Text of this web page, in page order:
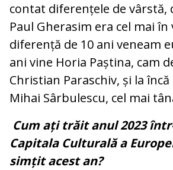
contat diferențele de vârstă,
Paul Gherasim era cel mai în
diferență de 10 ani veneam
ani vine Horia Paștina, cam
Christian Paraschiv, și la
Mihai Sârbulescu, cel mai
Cum ați trăit anul 2023
Capitala Culturală a
simțit acest an?